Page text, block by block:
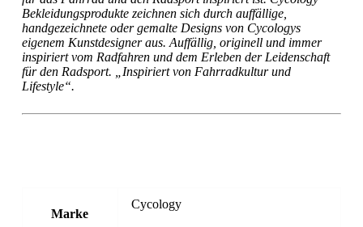
Bekleidungsprodukte zeichnen sich durch auffällige,
handgezeichnete oder gemalte Designs von Cycologys
eigenem Kunstdesigner aus. Auffällig, originell und immer
inspiriert vom Radfahren und dem Erleben der Leidenschaft
für den Radsport. „Inspiriert von Fahrradkultur und
Lifestyle“.
Marke
Cycology